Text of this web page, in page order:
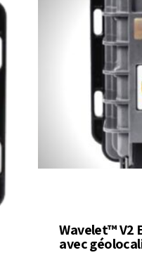
Wavelet™ V2
avec